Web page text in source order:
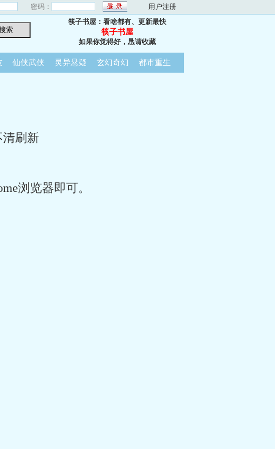
密码： 用户注册
筷子书屋：看啥都有、更新最快
筷子书屋
如果你觉得好，恳请收藏
仙侠武侠 灵异悬疑 玄幻奇幻 都市重生
刷新
浏览器即可。